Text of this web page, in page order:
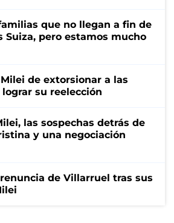
que no llegan a fin de
Suiza, pero estamos mucho
de extorsionar a las
su reelección
las sospechas detrás de
y una negociación
de Villarruel tras sus